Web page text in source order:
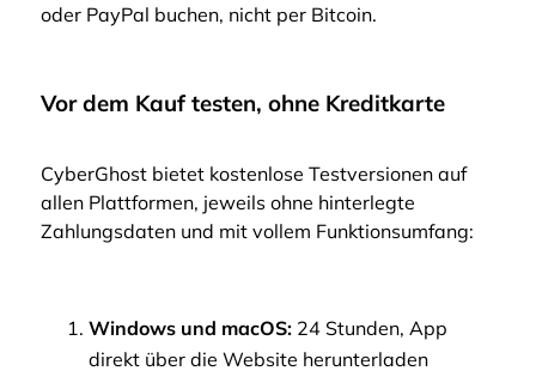
oder PayPal buchen, nicht per Bitcoin.
Vor dem Kauf testen, ohne Kreditkarte
CyberGhost bietet kostenlose Testversionen auf
allen Plattformen, jeweils ohne hinterlegte
Zahlungsdaten und mit vollem Funktionsumfang:
Windows und macOS:24 Stunden, App
direkt über die Website herunterladen